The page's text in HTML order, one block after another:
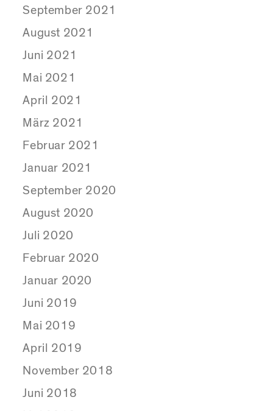
September 2021
August 2021
Juni 2021
Mai 2021
April 2021
März 2021
Februar 2021
Januar 2021
September 2020
August 2020
Juli 2020
Februar 2020
Januar 2020
Juni 2019
Mai 2019
April 2019
November 2018
Juni 2018